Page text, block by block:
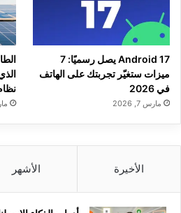
Android 17 يصل رسميًا: 7
ميزات ستغيّر تجربتك على الهاتف
في 2026
مارس 7, 2026
الأخيرة الأشهر